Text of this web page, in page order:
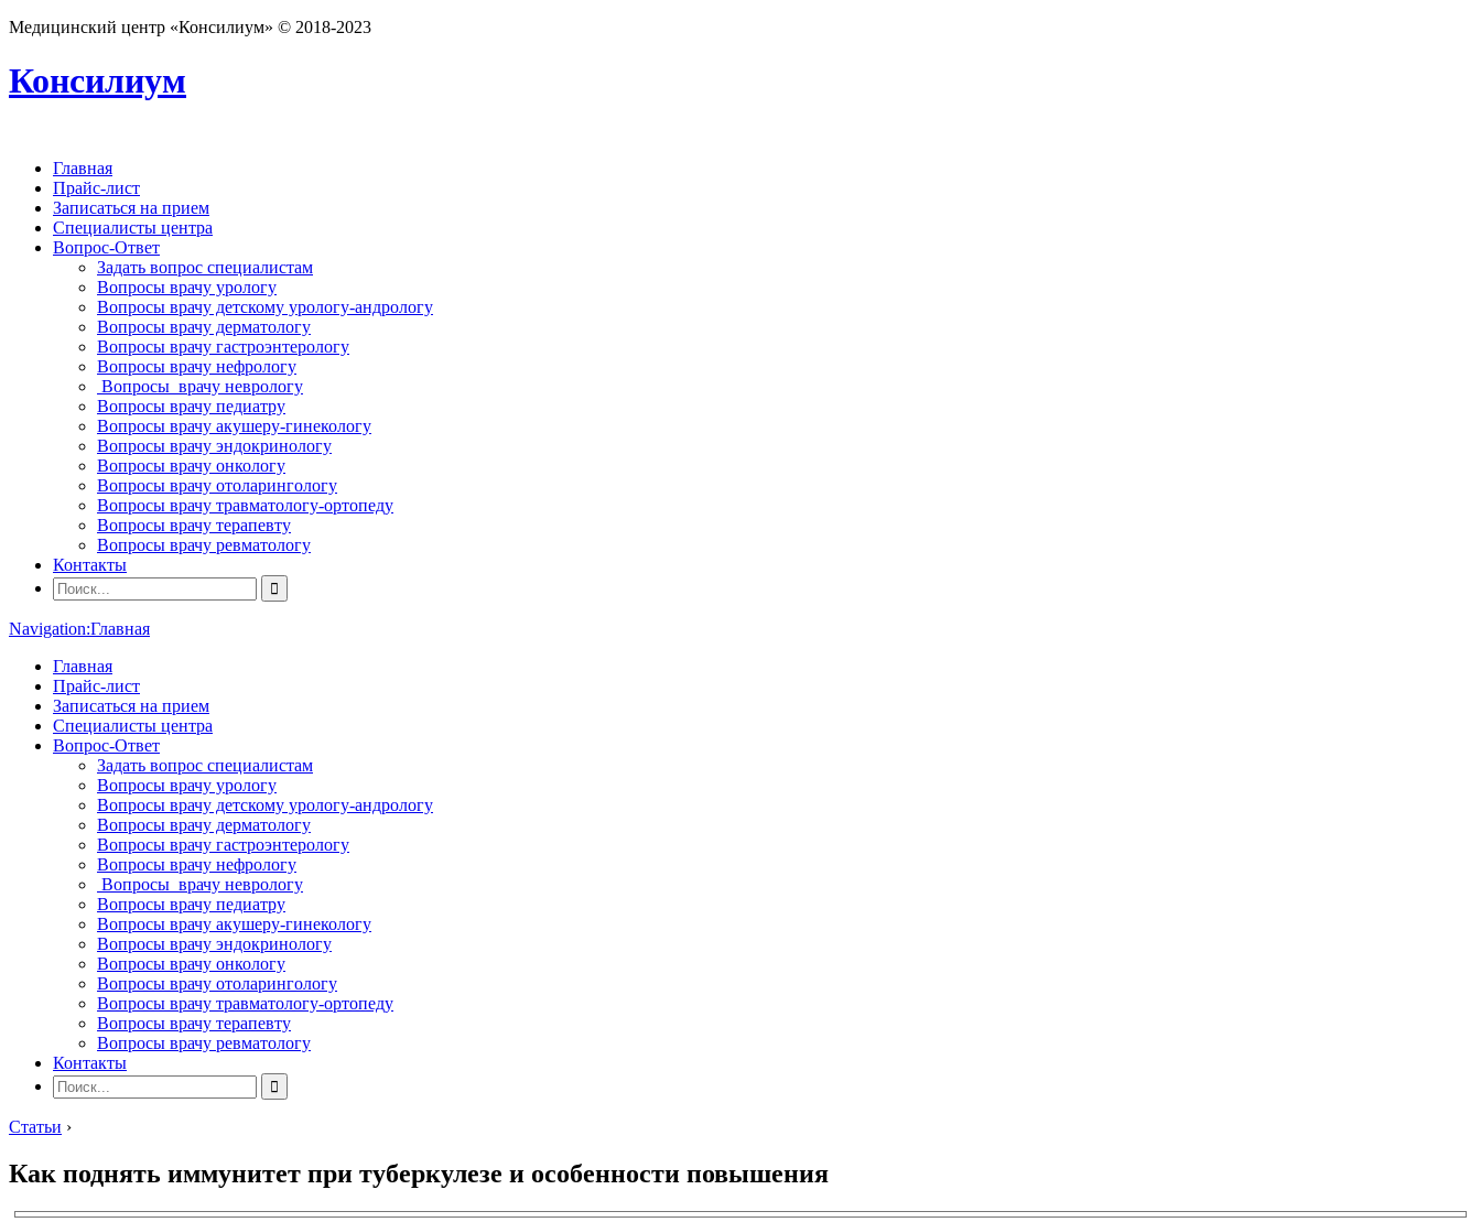
Медицинский центр «Консилиум» © 2018-2023
Консилиум
Главная
Прайс-лист
Записаться на прием
Специалисты центра
Вопрос-Ответ
Задать вопрос специалистам
Вопросы врачу урологу
Вопросы врачу детскому урологу-андрологу
Вопросы врачу дерматологу
Вопросы врачу гастроэнтерологу
Вопросы врачу нефрологу
Вопросы врачу неврологу
Вопросы врачу педиатру
Вопросы врачу акушеру-гинекологу
Вопросы врачу эндокринологу
Вопросы врачу онкологу
Вопросы врачу отоларингологу
Вопросы врачу травматологу-ортопеду
Вопросы врачу терапевту
Вопросы врачу ревматологу
Контакты
Navigation:Главная
Главная
Прайс-лист
Записаться на прием
Специалисты центра
Вопрос-Ответ
Задать вопрос специалистам
Вопросы врачу урологу
Вопросы врачу детскому урологу-андрологу
Вопросы врачу дерматологу
Вопросы врачу гастроэнтерологу
Вопросы врачу нефрологу
Вопросы врачу неврологу
Вопросы врачу педиатру
Вопросы врачу акушеру-гинекологу
Вопросы врачу эндокринологу
Вопросы врачу онкологу
Вопросы врачу отоларингологу
Вопросы врачу травматологу-ортопеду
Вопросы врачу терапевту
Вопросы врачу ревматологу
Контакты
Статьи ›
Как поднять иммунитет при туберкулезе и особенности повышения